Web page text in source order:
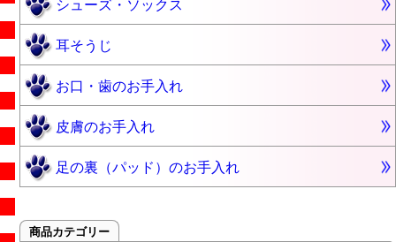
シューズ・ソックス
耳そうじ
お口・歯のお手入れ
皮膚のお手入れ
足の裏（パッド）のお手入れ
商品カテゴリー